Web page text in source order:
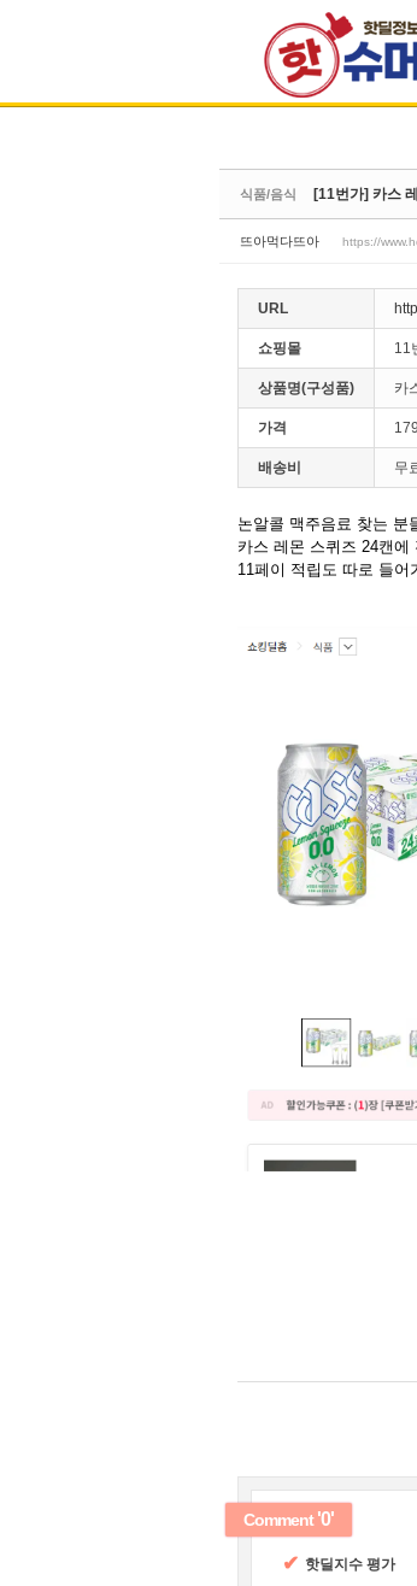
식품/음식 [11번가] 카스
뜨아먹다뜨아 https://
URL
쇼핑몰 11
상품명(구성품) 카
가격
배송비 무
논알콜 맥주음료 찾는 분
카스 레몬 스퀴즈 24캔
11페이 적립도 따로 들
✔ 핫딜지수 평가
Comment'0'
Sketchbook5, 스케치북5
Sketchbook5, 스케치북5